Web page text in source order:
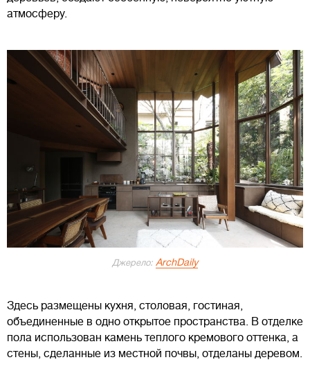
атмосферу.
Джерело: ArchDaily
Здесь размещены кухня, столовая, гостиная,
объединенные в одно открытое пространства. В отделке
пола использован камень теплого кремового оттенка, а
стены, сделанные из местной почвы, отделаны деревом.